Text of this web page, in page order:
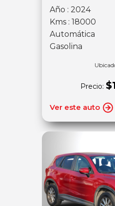
Año : 2024
Kms : 18000
Automática
Gasolina
Precio:
Ver este auto